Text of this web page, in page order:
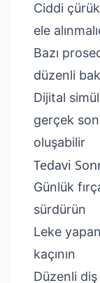
Ciddi
ele
Bazı
düzenli
Dijital
gerçek
oluşabilir
Tedavi
Günlük
sürdürün
Leke
kaçının
Düzenli